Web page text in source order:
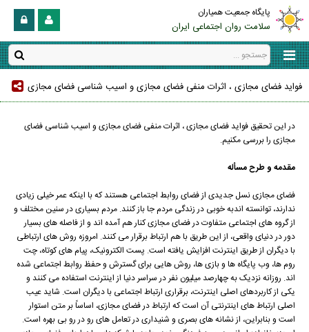
پایگاه جمعیت همیاران
سلامت روان اجتماعی ایران
فواید فضای مجازی ، اثرات منفی فضای مجازی و اسیب شناسی فضای مجازی
در این تحقیق فواید فضای مجازی ، اثرات منفی فضای مجازی و اسیب شناسی فضای
مجازی را بررسی مکنیم.
مقدمه و طرح مسأله
فضای مجازی نسل جدیدی از فضای روابط اجتماعی هستند که با اینکه عمر خیلی زیادی
ندارند، توانسته اندبه خوبی در زندگی مردم جا باز کنند. مردم بسیاری در سنین مختلف و
از گروه های اجتماعی متفاوت در فضای مجازی کنار هم آمده اند و از فاصله های بسیار
دور در دنیای واقعی، از این طریق با هم ارتباط برقرار می کنند. امروزه روش های ارتباطی
با دیگران از طریق اینترنت افزایش یافته است. پست الکترونیک، پیام های کوتاه، چت
روم ها، وب پایگاه ها و بازی ها، روش هایی برای گسترش و حفظ روابط اجتماعی شده
اند. روزانه نزدیک به چهارصد میلیون نفر در سراسر دنیا از اینترنت استفاده می کنند و
یکی از کاربردهای اصلی اینترنت، برقراری ارتباط اجتماعی با دیگران است. شاید عیب
اصلی ارتباط های اینترنتی آن است که ارتباط در فضای مجازی، اساساً بر متن استوار
است و بنابراین، از نشانه های بصری و شنیداری در تعامل های رو در رو بی بهره است.